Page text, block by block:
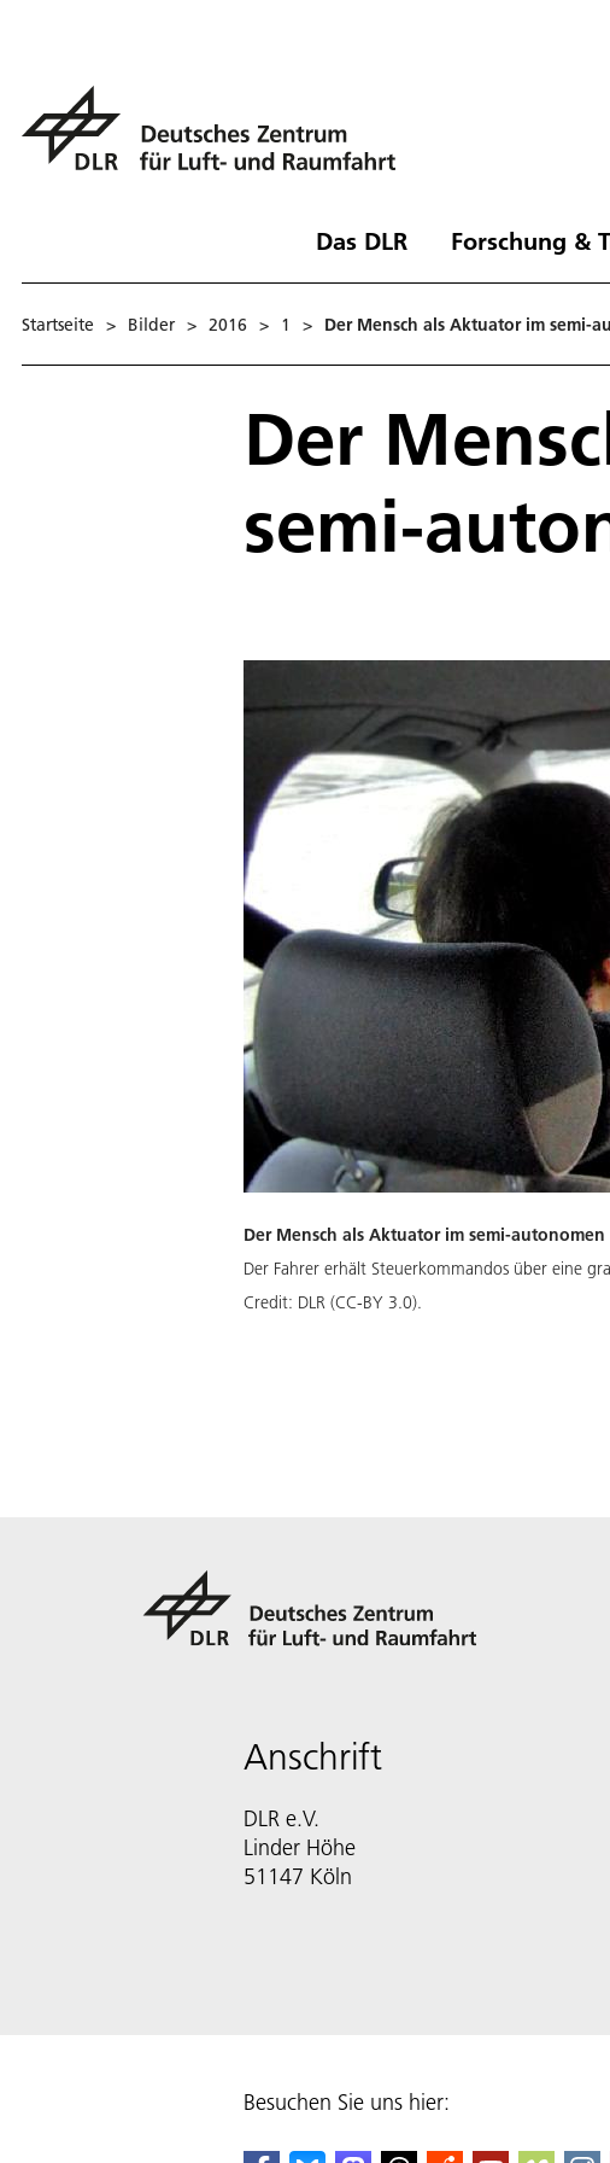
Das DLR Forschung &
Startseite > Bilder > 2016 > 1 > Der Mensch als Aktuator im semi-
Der
semi-
Der Mensch als Aktuator im semi-
Der Fahrer erhält Steuerkommandos über eine
Credit: DLR (CC-BY 3.0).
Anschrift
DLR e.V.
Linder Höhe
51147 Köln
Besuchen Sie uns hier: